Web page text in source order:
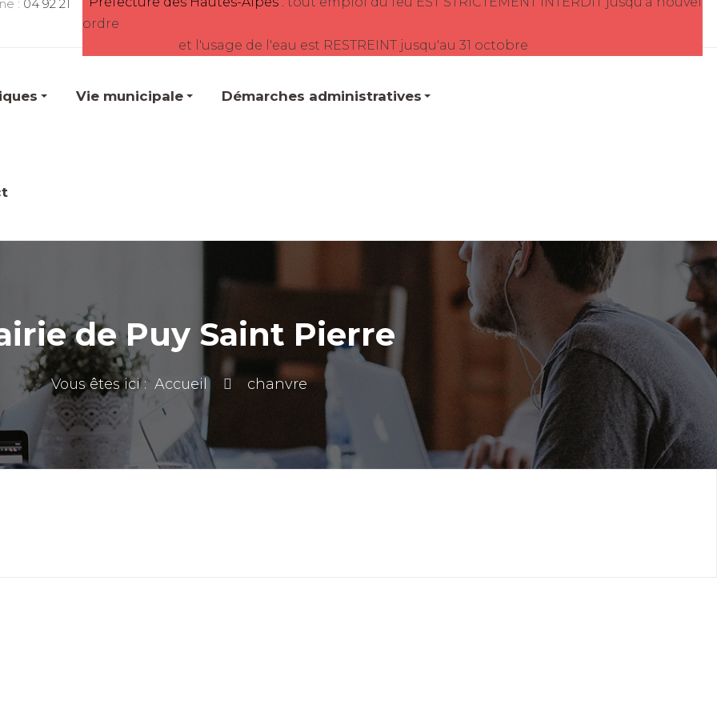
: 04 92 21
ordre
et l'usage de l'eau est RESTREINT jusqu'au 31 octobre
Vie municipale Démarches administratives
de Puy Saint Pierre
Vous êtes ici :Accueil chanvre